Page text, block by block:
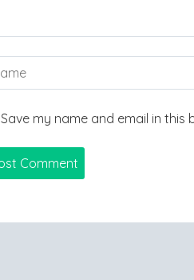
Save my name and email in